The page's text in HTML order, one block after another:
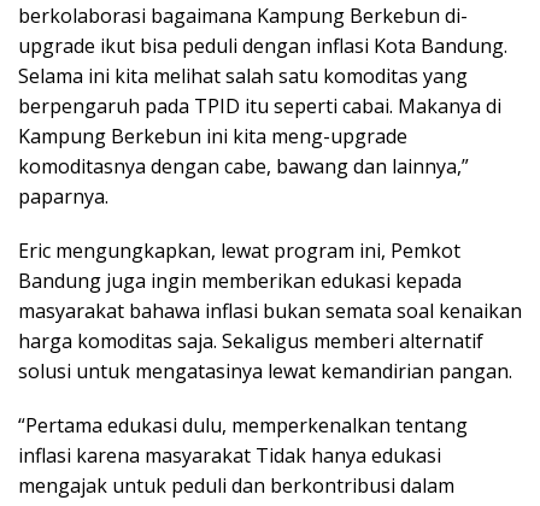
berkolaborasi bagaimana Kampung Berkebun di-
upgrade ikut bisa peduli dengan inflasi Kota Bandung.
Selama ini kita melihat salah satu komoditas yang
berpengaruh pada TPID itu seperti cabai. Makanya di
Kampung Berkebun ini kita meng-upgrade
komoditasnya dengan cabe, bawang dan lainnya,”
paparnya.
Eric mengungkapkan, lewat program ini, Pemkot
Bandung juga ingin memberikan edukasi kepada
masyarakat bahawa inflasi bukan semata soal kenaikan
harga komoditas saja. Sekaligus memberi alternatif
solusi untuk mengatasinya lewat kemandirian pangan.
“Pertama edukasi dulu, memperkenalkan tentang
inflasi karena masyarakat Tidak hanya edukasi
mengajak untuk peduli dan berkontribusi dalam